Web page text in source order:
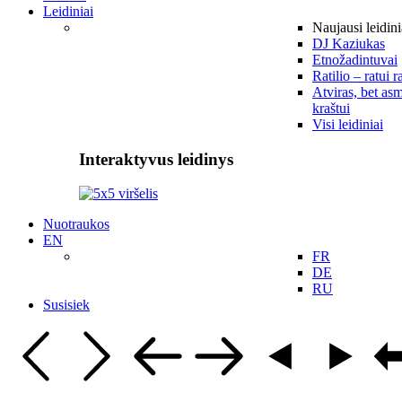
Leidiniai
Naujausi
DJ Kaziukas
Etnožadintuvai
Ratilio – ratui
Atviras, bet
kraštui
Visi leidiniai
Interaktyvus leidinys
Nuotraukos
EN
FR
DE
RU
Susisiek